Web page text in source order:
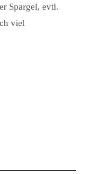
Spargel, evtl.
viel